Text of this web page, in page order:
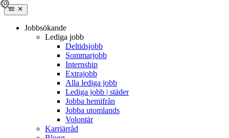
Jobbsökande
Lediga jobb
Deltidsjobb
Sommarjobb
Internship
Extrajobb
Alla lediga jobb
Lediga jobb | städer
Jobba hemifrån
Jobba utomlands
Volontär
Karriärråd